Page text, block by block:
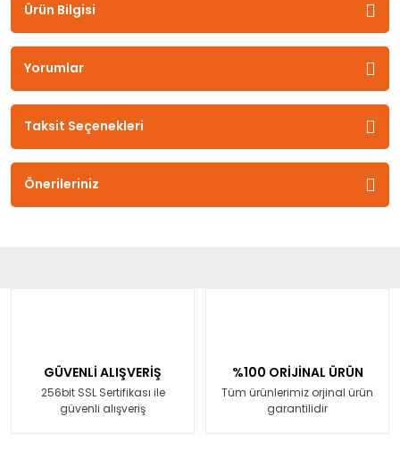
Ürün Bilgisi
Yorumlar
Taksit Seçenekleri
Önerileriniz
GÜVENLİ ALIŞVERİŞ
256bit SSL Sertifikası ile
güvenli alışveriş
%100 ORİJİNAL ÜRÜN
Tüm ürünlerimiz orjinal ürün
garantilidir